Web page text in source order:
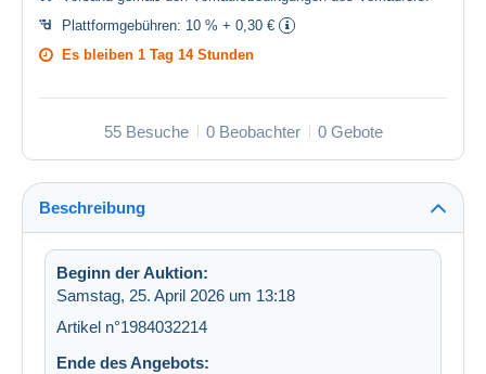
Plattformgebühren: 10 % + 0,30 €
Es bleiben 1 Tag 14 Stunden
55 Besuche 0 Beobachter 0 Gebote
Beschreibung
Beginn der Auktion:
Samstag, 25. April 2026 um 13:18
Artikel n°1984032214
Ende des Angebots: